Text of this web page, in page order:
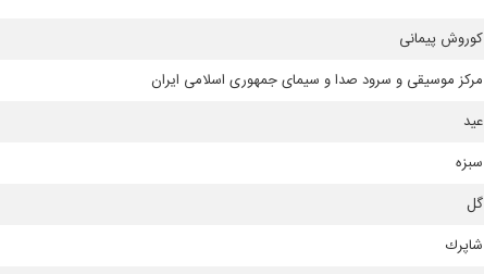
كوروش پیمانی
مركز موسیقی و سرود صدا و سیمای جمهوری اسلامی ایران
عید
سبزه
گل
شاپرك